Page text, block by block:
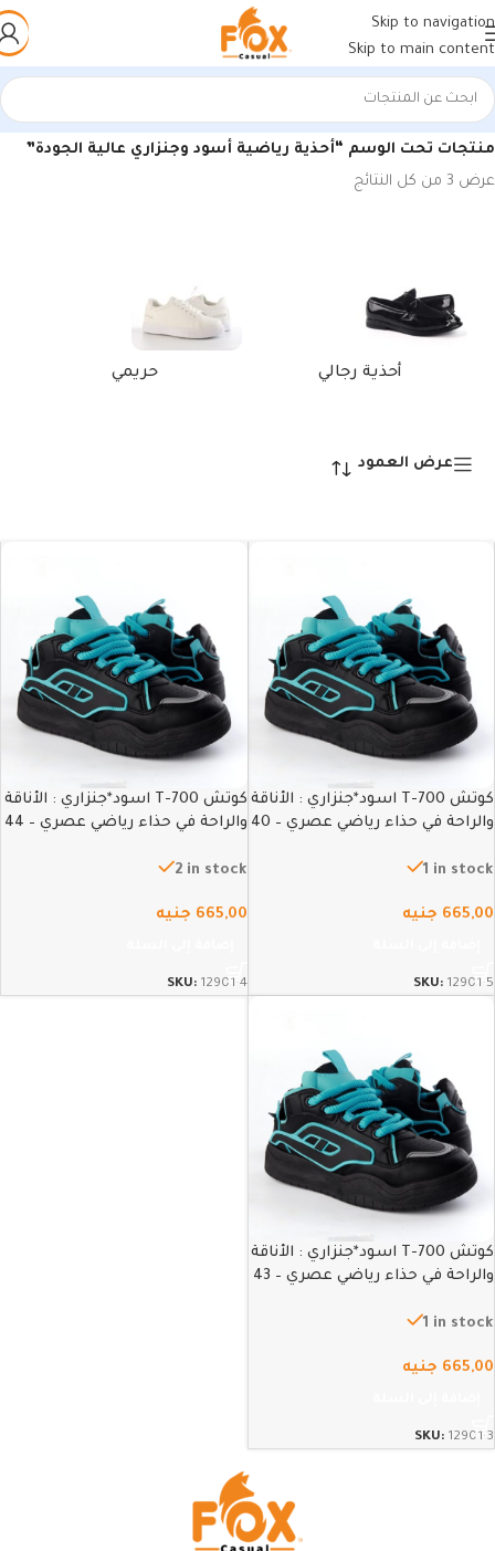
Skip to navigation
Skip to main content
الرئيسية/
منتجات تحت الوسم “أحذية رياضية أسود وجنزاري عالية الجودة”
عرض ⁦3⁩ من كل النتائج
أحذية رجالي حريمي
عرض العمود
كوتش T-700 اسود*جنزاري : الأناقة
والراحة في حذاء رياضي عصري – 40
1 in stock
665,00 جنيه
SKU: 12901-5
كوتش T-700 اسود*جنزاري : الأناقة
والراحة في حذاء رياضي عصري – 44
2 in stock
665,00 جنيه
SKU: 12901-4
كوتش T-700 اسود*جنزاري : الأناقة
والراحة في حذاء رياضي عصري – 43
1 in stock
665,00 جنيه
SKU: 12901-3